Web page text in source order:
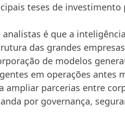
teses de investimento
analistas é que a
das grandes
de modelos
em operações antes
ampliar parcerias entre
por governança,